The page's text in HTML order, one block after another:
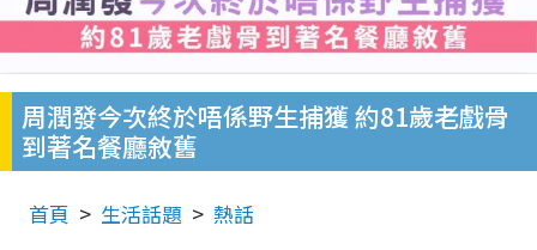
周潤發今次終於唔係野生捕獲 約81歲老戲骨
到著名餐廳敘舊
首頁 生活話題 熱話